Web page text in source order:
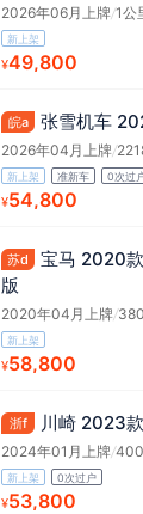
2026年06月上牌/1公
新上架
¥49,800
皖a 张雪机车
2026年04月上牌/
新上架 准新车 0次过
¥54,800
苏d
宝马 2020
版
2020年04月上牌/
新上架
¥58,800
浙f 川崎 2023
2024年01月上牌/
新上架 0次过户
¥53,800